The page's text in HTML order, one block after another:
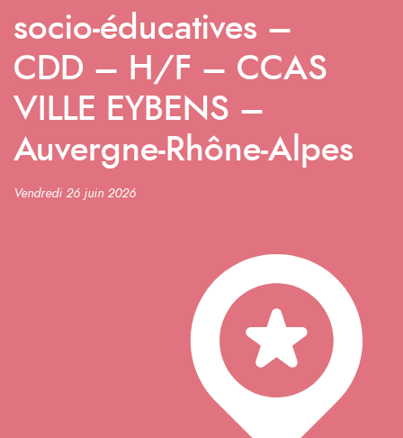
socio-éducatives –
CDD – H/F – CCAS
VILLE EYBENS –
Auvergne-Rhône-Alpes
Vendredi 26 juin 2026